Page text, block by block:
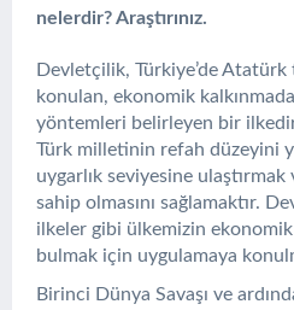
nelerdir? Araştırınız.
Devletçilik, Türkiye’de Atatürk
konulan, ekonomik
yöntemleri belirleyen bir
Türk milletinin refah düzeyini
uygarlık seviyesine
sahip olmasını sağlamaktır.
ilkeler gibi ülkemizin
bulmak için uygulamaya
Birinci Dünya Savaşı ve